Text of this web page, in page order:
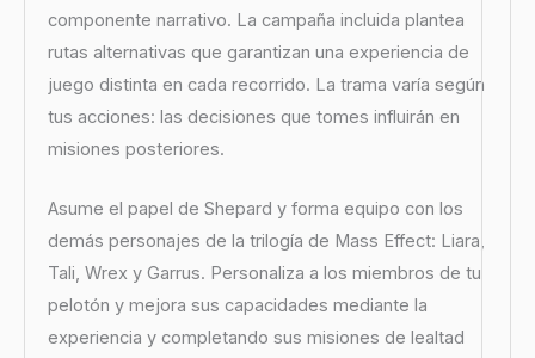
componente narrativo. La campaña incluida plantea
rutas alternativas que garantizan una experiencia de
juego distinta en cada recorrido. La trama varía según
tus acciones: las decisiones que tomes influirán en
misiones posteriores.
Asume el papel de Shepard y forma equipo con los
demás personajes de la trilogía de Mass Effect: Liara,
Tali, Wrex y Garrus. Personaliza a los miembros de tu
pelotón y mejora sus capacidades mediante la
experiencia y completando sus misiones de lealtad